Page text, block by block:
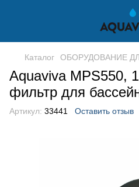
Каталог ОБОРУДОВАНИЕ
Aquaviva MPS550,
фильтр для
Артикул: 33441 Оставить отзыв